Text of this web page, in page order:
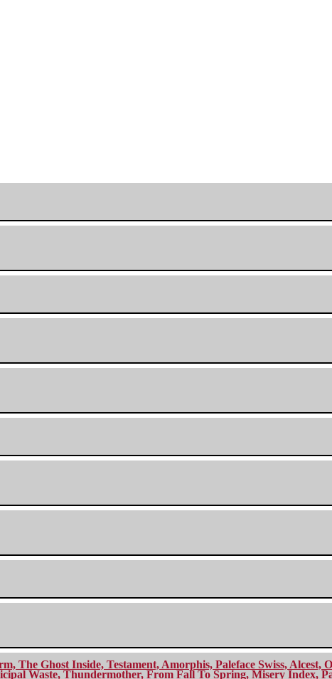
The Ghost Inside, Testament, Amorphis, Paleface Swiss,
Waste, Thundermother, From Fall To Spring, Misery Index,